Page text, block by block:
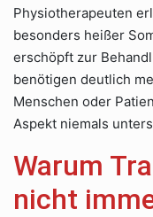
Physiotherapeuten
besonders heißer
erschöpft zur
benötigen deutlich
Menschen oder
Aspekt niemals
Warum
nicht